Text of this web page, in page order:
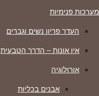
מערכות פנימיות
העדר פריון נשים וגברים
אין אונות – הדרך הטבעית
אורולוגיה
אבנים בכליות